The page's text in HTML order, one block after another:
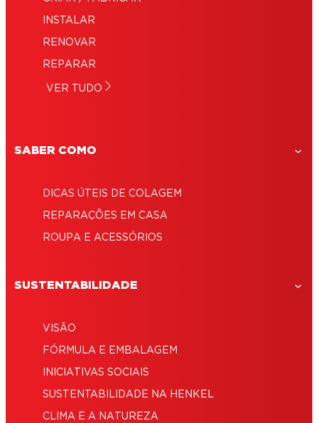
INSTALAR
RENOVAR
REPARAR
VER TUDO
SABER COMO
DICAS ÚTEIS DE COLAGEM
REPARAÇÕES EM CASA
ROUPA E ACESSÓRIOS
SUSTENTABILIDADE
VISÃO
FÓRMULA E EMBALAGEM
INICIATIVAS SOCIAIS
SUSTENTABILIDADE NA HENKEL
CLIMA E A NATUREZA